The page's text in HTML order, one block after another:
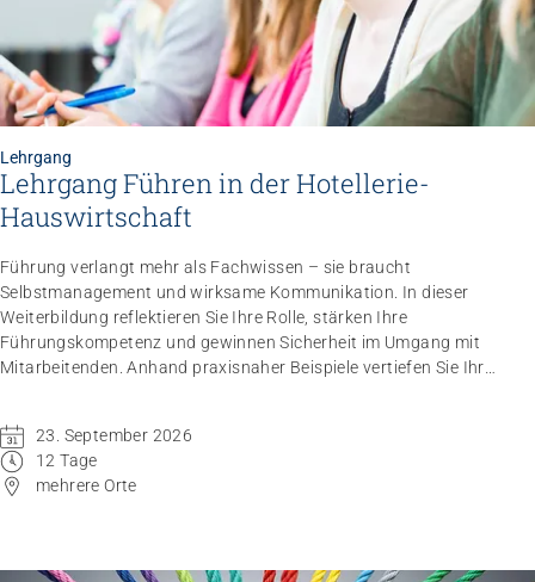
Impuls
psychologischen Symptomen bei Menschen mit
Demenz
20.08.2026 online
Lehrgang
Lehrgang Führen in der Hotellerie-
Hauswirtschaft
Führung verlangt mehr als Fachwissen – sie braucht
Selbstmanagement und wirksame Kommunikation. In dieser
Weiterbildung reflektieren Sie Ihre Rolle, stärken Ihre
Führungskompetenz und gewinnen Sicherheit im Umgang mit
Mitarbeitenden. Anhand praxisnaher Beispiele vertiefen Sie Ihr
23. September 2026
12 Tage
mehrere Orte